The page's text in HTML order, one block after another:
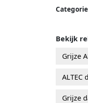
Categorie
Bekijk
Grijze
ALTEC
Grijze